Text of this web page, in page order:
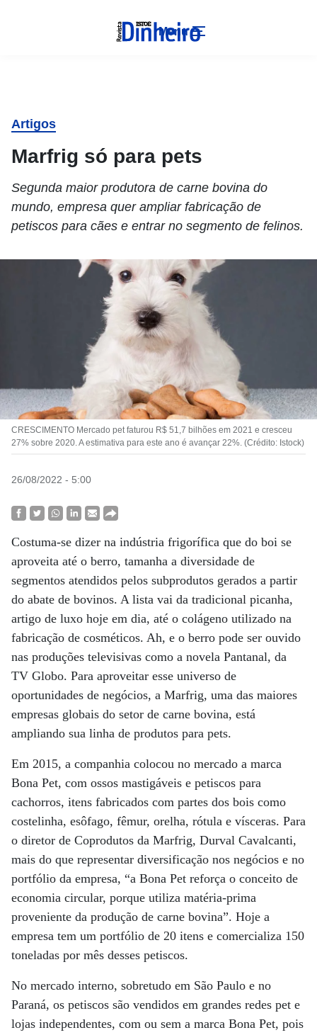
Menu
Artigos
Marfrig só para pets
Segunda maior produtora de carne bovina do
mundo, empresa quer ampliar fabricação de
petiscos para cães e entrar no segmento de felinos.
CRESCIMENTO Mercado pet faturou R$ 51,7 bilhões em 2021 e cresceu
27% sobre 2020. A estimativa para este ano é avançar 22%. (Crédito: Istock)
26/08/2022 - 5:00
Costuma-se dizer na indústria frigorífica que do boi se
aproveita até o berro, tamanha a diversidade de
segmentos atendidos pelos subprodutos gerados a partir
do abate de bovinos. A lista vai da tradicional picanha,
artigo de luxo hoje em dia, até o colágeno utilizado na
fabricação de cosméticos. Ah, e o berro pode ser ouvido
nas produções televisivas como a novela Pantanal, da
TV Globo. Para aproveitar esse universo de
oportunidades de negócios, a Marfrig, uma das maiores
empresas globais do setor de carne bovina, está
ampliando sua linha de produtos para pets.
Em 2015, a companhia colocou no mercado a marca
Bona Pet, com ossos mastigáveis e petiscos para
cachorros, itens fabricados com partes dos bois como
costelinha, esôfago, fêmur, orelha, rótula e vísceras. Para
o diretor de Coprodutos da Marfrig, Durval Cavalcanti,
mais do que representar diversificação nos negócios e no
portfólio da empresa, “a Bona Pet reforça o conceito de
economia circular, porque utiliza matéria-prima
proveniente da produção de carne bovina”. Hoje a
empresa tem um portfólio de 20 itens e comercializa 150
toneladas por mês desses petiscos.
No mercado interno, sobretudo em São Paulo e no
Paraná, os petiscos são vendidos em grandes redes pet e
lojas independentes, com ou sem a marca Bona Pet, pois